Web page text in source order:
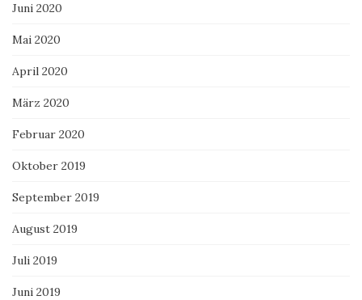
Juni 2020
Mai 2020
April 2020
März 2020
Februar 2020
Oktober 2019
September 2019
August 2019
Juli 2019
Juni 2019